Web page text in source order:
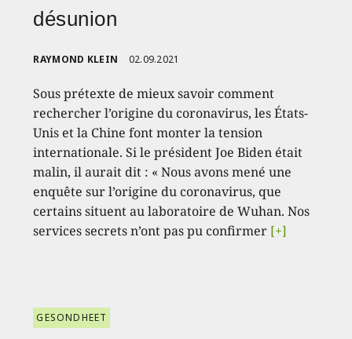
désunion
RAYMOND KLEIN 02.09.2021
Sous prétexte de mieux savoir comment
rechercher l’origine du coronavirus, les États-
Unis et la Chine font monter la tension
internationale. Si le président Joe Biden était
malin, il aurait dit : « Nous avons mené une
enquête sur l’origine du coronavirus, que
certains situent au laboratoire de Wuhan. Nos
services secrets n’ont pas pu confirmer [+]
GESONDHEET